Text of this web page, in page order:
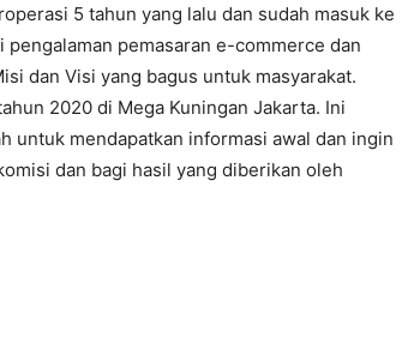
5 tahun yang lalu dan sudah masuk ke
pemasaran e-commerce dan
dan Visi yang bagus untuk masyarakat.
2020 di Mega Kuningan Jakarta. Ini
untuk mendapatkan informasi awal dan ingin
dan bagi hasil yang diberikan oleh